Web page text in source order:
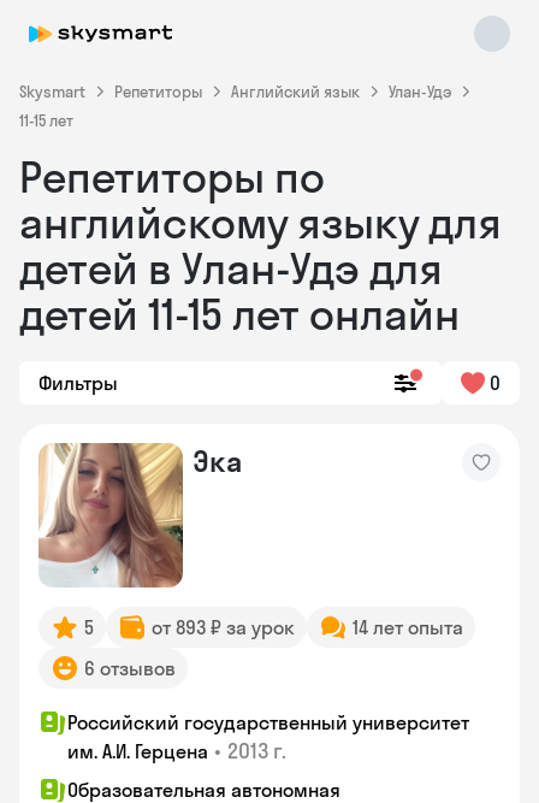
Skysmart Репетиторы Английский язык
Улан-Удэ
11-15 лет
Репетиторы по
английскому языку для
детей в Улан-Удэ для
детей 11-15 лет онлайн
Фильтры 0
Эка
5 от 893 ₽ за урок
14 лет опыта
6 отзывов
Российский государственный университет
им. А.И. Герцена • 2013 г.
Образовательная автономная
Skysmart Chat